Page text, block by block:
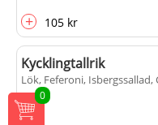
0
+ 105 kr
Kycklingtallrik
Lök, Feferoni, Isbergssallad,